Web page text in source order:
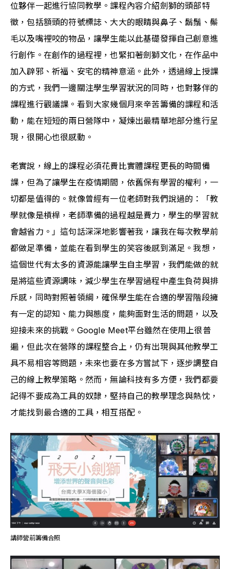
位夥伴一起進行協同教學。課程內容介紹劍獅的頭部特
徵，包括額頭的符號標誌、大大的眼睛與鼻子、鬍鬚、鬃
毛以及嘴裡咬的物品，讓學生能以此基礎發揮自己創意進
行創作。在創作的過程裡，也緊扣著劍獅文化，在作品中
加入辟邪、祈福、安宅的精神意涵。此外，透過線上授課
的方式，我們一邊關注學生學習狀況的同時，也對夥伴的
課程進行觀議課。看到大家幾個月來辛苦籌備的課程和活
動，能在短短的兩日營隊中，凝煉出最精華地部分進行呈
現，很開心也很感動。
老實說，線上的課程必須花費比實體課程更長的時間備
課，但為了讓學生在疫情期間，依舊保有學習的權利，一
切都是值得的。就像曾經有一位老師對我們說過的：「教
學就像是槓桿，老師準備的過程越是費力，學生的學習就
會越省力。」這句話深深地影響著我，讓我在每次教學前
都做足準備，並能在看到學生的笑容後感到滿足。我想，
這個世代有太多的資源能讓學生自主學習，我們能做的就
是將這些資源調味，減少學生在學習過程中產生負荷與排
斥感，同時對照著領綱，確保學生能在合適的學習階段擁
有一定的認知、能力與態度，能夠面對生活的問題，以及
迎接未來的挑戰。Google Meet平台雖然在使用上很普
遍，但此次在營隊的課程整合上，仍有出現與其他教學工
具不易相容等問題，未來也要在多方嘗試下，逐步調整自
己的線上教學策略。然而，無論科技有多方便，我們都要
記得不要成為工具的奴隸，堅持自己的教學理念與熱忱，
才能找到最合適的工具，相互搭配。
講師營前籌備合照